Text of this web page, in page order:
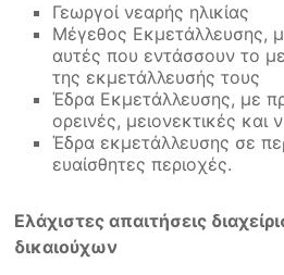
Γεωργοί νεαρής ηλικίας
Μέγεθος Εκμετάλλευσης,
αυτές που εντάσσουν το
της εκμετάλλευσής τους
Έδρα Εκμετάλλευσης, με
ορεινές, μειονεκτικές και
Έδρα εκμετάλλευσης σε
ευαίσθητες περιοχές.
Ελάχιστες απαιτήσεις
δικαιούχων